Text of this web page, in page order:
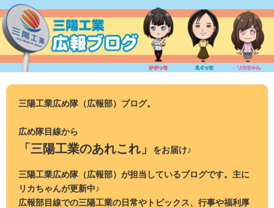
ン
テ
ツ
三陽工業広め隊（広報部）ブログ。
広め隊目線から
「三陽工業のあれこれ」 をお届け♪
三陽工業広め隊（広報部）が担当しているブログです。主に
リカちゃんが更新中♪
広報部目線での三陽工業の日常やトピックス、行事や福利厚